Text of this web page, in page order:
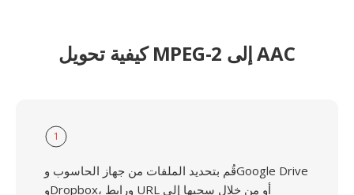
كيفية تحويل MPEG-2 إلى AAC
1
قُم بتحديد الملفات من جهاز الحاسوب وGoogle Drive
وDropbox، ورابط URL أو من خلال سحبها إلى